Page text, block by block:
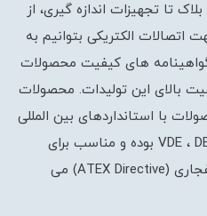
تا تجهیزات اندازه گیری، از
اتصالات الکتریکی بتوانیم به
های کیفیت محصولات
بالای این تولیدات. محصولات
با استانداردهای بین المللی
از موسساتی نظیر (VDE ، DEKRA (KEMA بوده و مناسب برای
استفاده در محیط های خاص انفجاری (ATEX Directive) می